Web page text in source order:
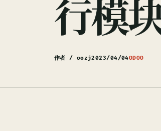
行模
作者 / oozj2023/04/04ODOO